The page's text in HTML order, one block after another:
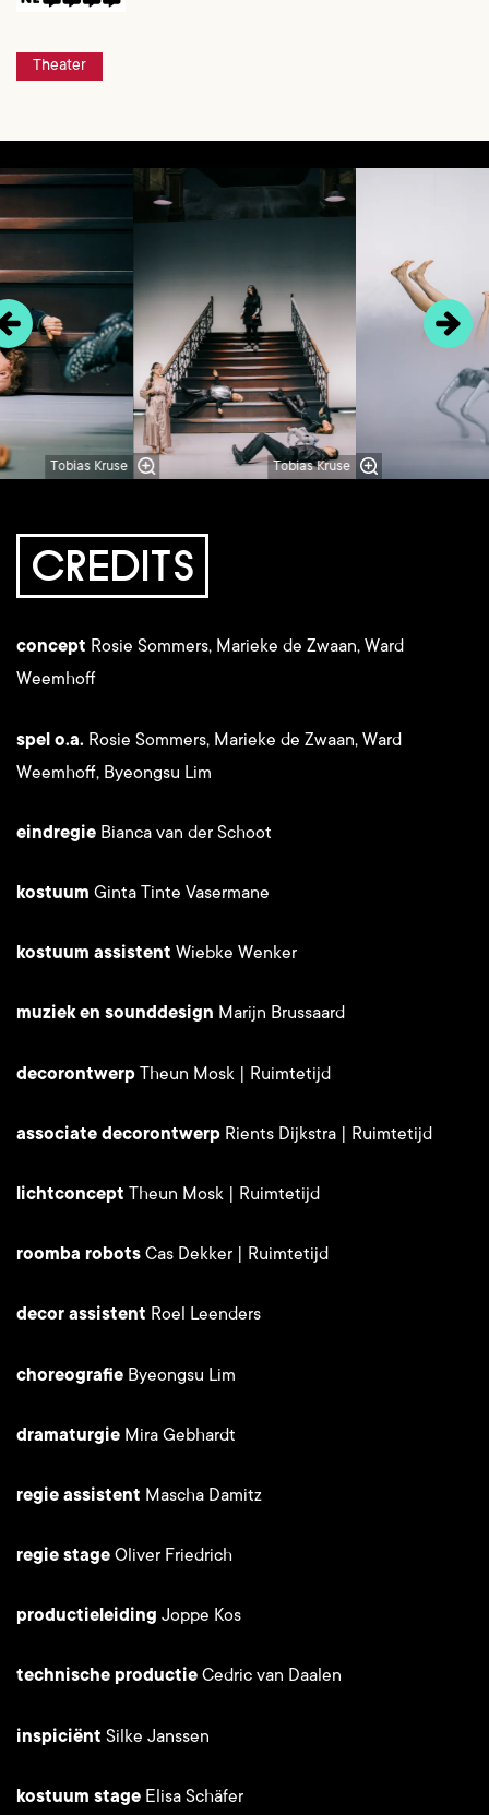
Theater
Overslaan
Tobias Kruse Tobias Kruse
CREDITS
concept Rosie Sommers, Marieke de Zwaan, Ward
Weemhoff
spel o.a. Rosie Sommers, Marieke de Zwaan, Ward
Weemhoff, Byeongsu Lim
eindregie Bianca van der Schoot
kostuum Ginta Tinte Vasermane
kostuum assistent Wiebke Wenker
muziek en sounddesign Marijn Brussaard
decorontwerp Theun Mosk | Ruimtetijd
associate decorontwerp Rients Dijkstra | Ruimtetijd
lichtconcept Theun Mosk | Ruimtetijd
roomba robots Cas Dekker | Ruimtetijd
decor assistent Roel Leenders
choreografie Byeongsu Lim
dramaturgie Mira Gebhardt
regie assistent Mascha Damitz
regie stage Oliver Friedrich
productieleiding Joppe Kos
technische productie Cedric van Daalen
inspiciënt Silke Janssen
kostuum stage Elisa Schäfer